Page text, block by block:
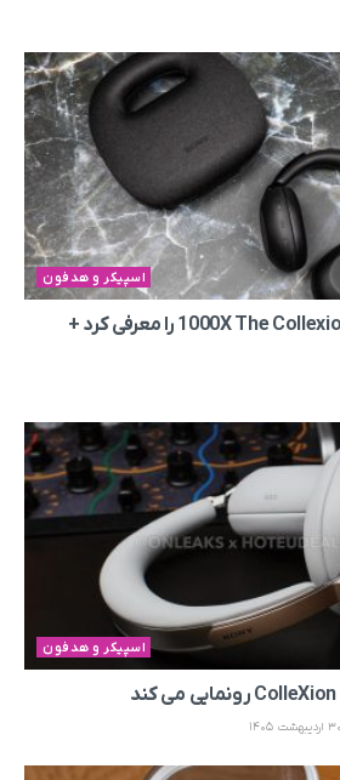
اسپیکر و هدفون
سونی هدفون لوکس 1000X The Collexion را معرفی کرد +
اسپیکر و هدفون